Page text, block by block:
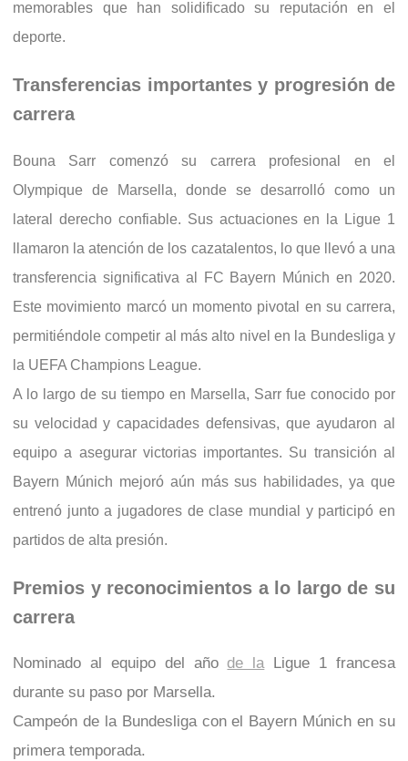
memorables que han solidificado su reputación en el
deporte.
Transferencias importantes y progresión de
carrera
Bouna Sarr comenzó su carrera profesional en el
Olympique de Marsella, donde se desarrolló como un
lateral derecho confiable. Sus actuaciones en la Ligue 1
llamaron la atención de los cazatalentos, lo que llevó a una
transferencia significativa al FC Bayern Múnich en 2020.
Este movimiento marcó un momento pivotal en su carrera,
permitiéndole competir al más alto nivel en la Bundesliga y
la UEFA Champions League.
A lo largo de su tiempo en Marsella, Sarr fue conocido por
su velocidad y capacidades defensivas, que ayudaron al
equipo a asegurar victorias importantes. Su transición al
Bayern Múnich mejoró aún más sus habilidades, ya que
entrenó junto a jugadores de clase mundial y participó en
partidos de alta presión.
Premios y reconocimientos a lo largo de su
carrera
Nominado al equipo del añode laLigue 1 francesa
durante su paso por Marsella.
Campeón de la Bundesliga con el Bayern Múnich en su
primera temporada.